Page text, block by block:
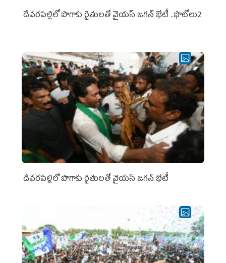
దేవరపల్లిలో పొగాకు రైతులతో వైయస్ జగన్ భేటీ ..ఫొటోలు2
దేవరపల్లిలో పొగాకు రైతులతో వైయస్ జగన్ భేటీ